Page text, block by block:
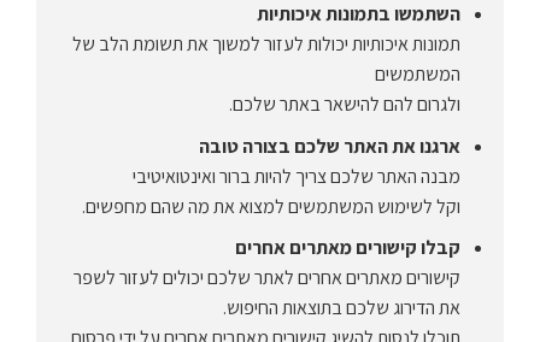
השתמשו בתמונות איכותיות
תמונות איכותיות יכולות לעזור למשוך את תשומת הלב של
המשתמשים
ולגרום להם להישאר באתר שלכם.
ארגנו את האתר שלכם בצורה טובה
מבנה האתר שלכם צריך להיות ברור ואינטואיטיבי
וקל לשימוש המשתמשים למצוא את מה שהם מחפשים.
קבלו קישורים מאתרים אחרים
קישורים מאתרים אחרים לאתר שלכם יכולים לעזור לשפר
את הדירוג שלכם בתוצאות החיפוש.